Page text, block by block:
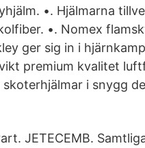
•. Hjälmarna
•. Nomex
ger sig in i
premium kvalitet
i snygg
JETECEMB.